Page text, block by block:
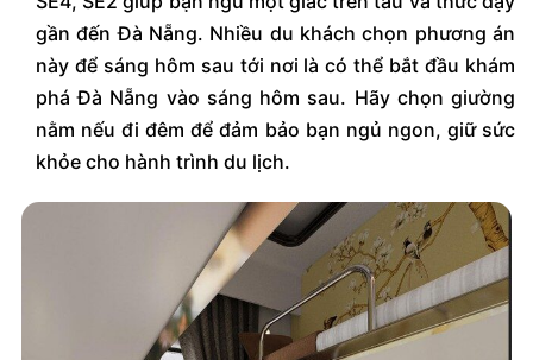
gần đến Đà Nẵng. Nhiều du khách chọn phương án
này để sáng hôm sau tới nơi là có thể bắt đầu khám
phá Đà Nẵng vào sáng hôm sau. Hãy chọn giường
nằm nếu đi đêm để đảm bảo bạn ngủ ngon, giữ sức
khỏe cho hành trình du lịch.